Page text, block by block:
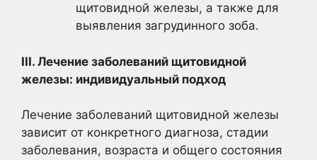
щитовидной железы, а также для
выявления загрудинного зоба.
III. Лечение заболеваний щитовидной
железы: индивидуальный подход
Лечение заболеваний щитовидной железы
зависит от конкретного диагноза, стадии
заболевания, возраста и общего состояния